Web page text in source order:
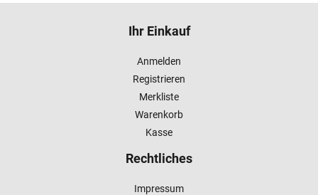
Ihr Einkauf
Anmelden
Registrieren
Merkliste
Warenkorb
Kasse
Rechtliches
Impressum